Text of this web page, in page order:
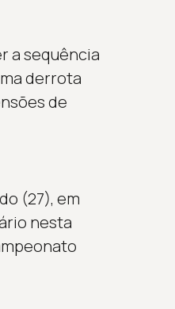
a sequência
derrota
de
(27), em
nesta